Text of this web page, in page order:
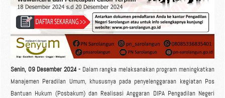
Senin, 09 Desember 2024 - Dalam rangka melaksanakan program meningkatkan
Manajemen Peradilan Umum, khususnya pada penyelenggaraan kegiatan Pos
Bantuan Hukum (Posbakum) dan Realisasi Anggaran DIPA Pengadilan Negeri